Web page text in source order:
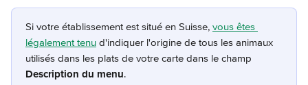
Si votre établissement est situé en Suisse, vous êtes
légalement tenu d'indiquer l'origine de tous les animaux
utilisés dans les plats de votre carte dans le champ
Description du menu.